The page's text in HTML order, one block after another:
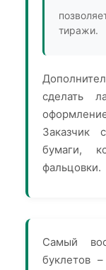
тиражи.
сделать
Заказчик
бумаги,
фальцовки.
Самый
буклетов